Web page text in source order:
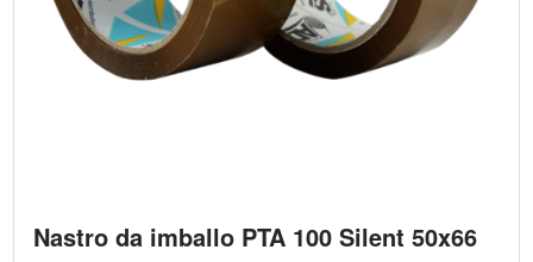
Nastro da imballo PTA 100 Silent 50x66